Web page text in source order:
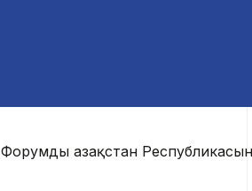
Форумды Қазақстан